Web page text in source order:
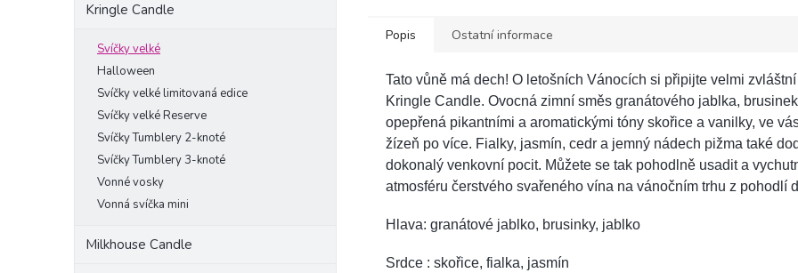
Kringle Candle
Svíčky velké
Halloween
Svíčky velké limitovaná edice
Svíčky velké Reserve
Svíčky Tumblery 2-knoté
Svíčky Tumblery 3-knoté
Vonné vosky
Vonná svíčka mini
Milkhouse Candle
Popis Ostatní informace
Tato vůně má dech! O letošních Vánocích si připijte velmi
Kringle Candle. Ovocná zimní směs granátového jablka,
opepřená pikantními a aromatickými tóny skořice a vanilky, ve
žízeň po více. Fialky, jasmín, cedr a jemný nádech pižma také
dokonalý venkovní pocit. Můžete se tak pohodlně usadit a
atmosféru čerstvého svařeného vína na vánočním trhu z pohodlí
Hlava: granátové jablko, brusinky, jablko
Srdce : skořice, fialka, jasmín